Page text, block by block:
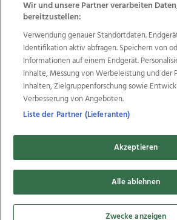
Weitere Angebote des
TV1 di-mog-i.at OÖNow
Life Radio
OÖNachrichten
OÖN Karriere
OÖN Reise
Regionaljobs
wasistlos.at
Copyrights © 2026 Tips Zeitungs
developed by11x11.net
Cookie Einstellungen
Wir und unsere Partner verarbeiten
bereitzustellen:
Verwendung genauer Standortdaten.
Identifikation aktiv abfragen. Speichern von
Informationen auf einem Endgerät.
Inhalte, Messung von Werbeleistung und der
Inhalten, Zielgruppenforschung sowie
Verbesserung von Angeboten.
Liste der Partner (Lieferanten)
Akzeptieren
Alle ablehnen
Zwecke anzeigen